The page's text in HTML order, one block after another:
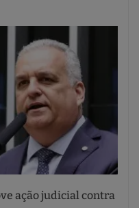
ação judicial contra